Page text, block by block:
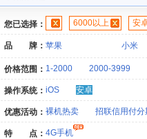
您已选择： 6000以上 安
品 牌： 苹果 小米
价格范围： 1-2000 2000-3999
操作系统： iOS 安卓
优惠活动： 裸机热卖 招联信用付分
特 点： 4G手机